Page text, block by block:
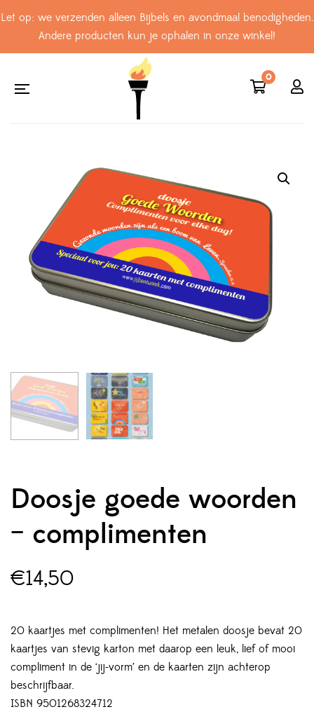
Let op: we verzenden alleen Bijbels en avondmaal benodigheden.
Andere producten kun je ophalen in onze winkel!
0
Doosje goede woorden
– complimenten
€14,50
20 kaartjes met complimenten! Het metalen doosje bevat 20
kaartjes van stevig karton met daarop een leuk, lief of mooi
compliment in de ‘jij-vorm’ en de kaarten zijn achterop
beschrijfbaar.
ISBN 9501268324712